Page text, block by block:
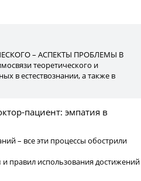
– АСПЕКТЫ ПРОБЛЕМЫ В
теоретического и
в естествознании, а также в
пациент: эмпатия в
– все эти процессы обострили
правил использования достижений